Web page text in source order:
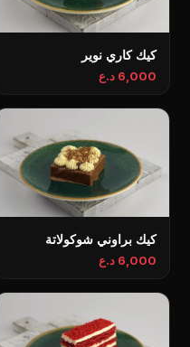
كيك كاري نوير
6,000 د.ع
كيك براوني شوكولاتة
6,000 د.ع